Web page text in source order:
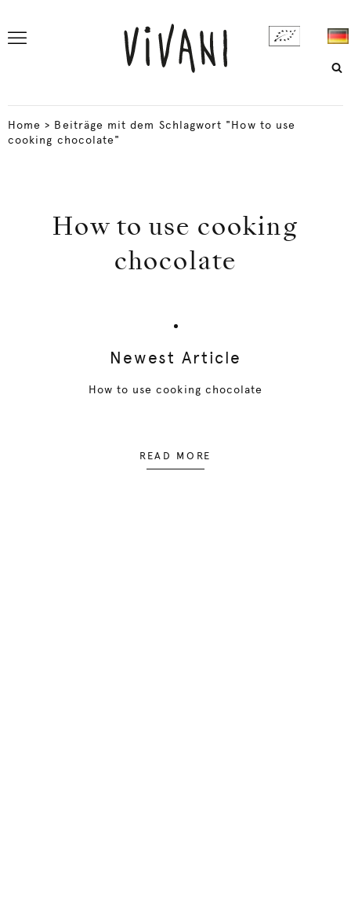
Home > Beiträge mit dem Schlagwort "How to use
cooking chocolate"
How to use cooking
chocolate
Newest Article
How to use cooking chocolate
READ MORE